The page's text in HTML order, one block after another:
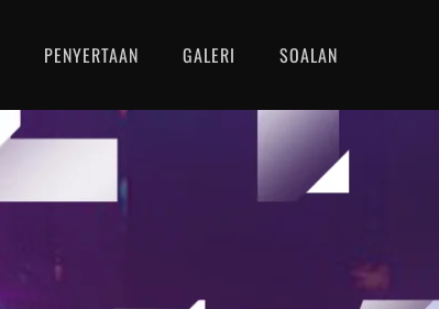
PENYERTAAN GALERI SOALAN